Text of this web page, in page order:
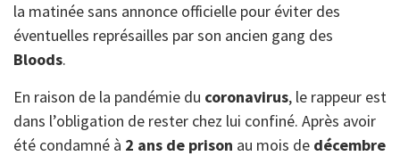
la matinée sans annonce officielle pour éviter des
éventuelles représailles par son ancien gang des
Bloods.
En raison de la pandémie du coronavirus, le rappeur est
dans l’obligation de rester chez lui confiné. Après avoir
été condamné à 2 ans de prison au mois de décembre